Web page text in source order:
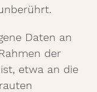
Daten an
der
etwa an die